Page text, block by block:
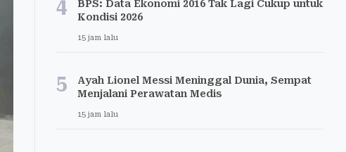
4
BPS: Data Ekonomi 2016 Tak Lagi Cukup untuk
Kondisi 2026
15 jam lalu
5
Ayah Lionel Messi Meninggal Dunia, Sempat
Menjalani Perawatan Medis
15 jam lalu